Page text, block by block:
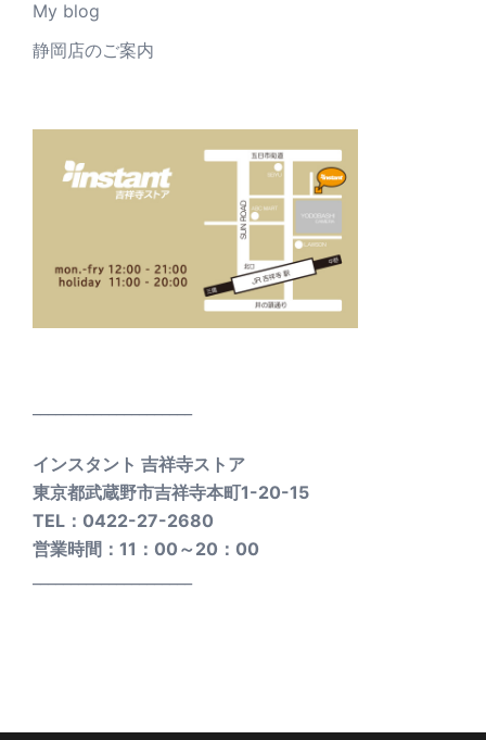
My blog
静岡店のご案内
インスタント 吉祥寺ストア
東京都武蔵野市吉祥寺本町1-20-15
TEL：0422-27-2680
営業時間：11：00～20：00